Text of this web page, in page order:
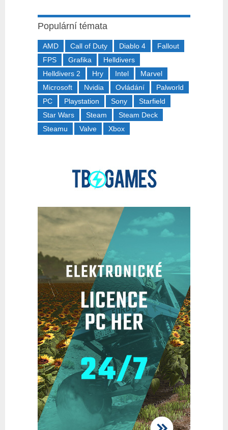
Populární témata
AMD Call of Duty Diablo 4
Fallout
FPS
Grafika
Helldivers
Helldivers 2
Hry Intel
Marvel
Microsoft
Nvidia Ovládání
Palworld
PC
Playstation Sony
Starfield
Star Wars
Steam
Steam Deck
Steamu
Valve Xbox